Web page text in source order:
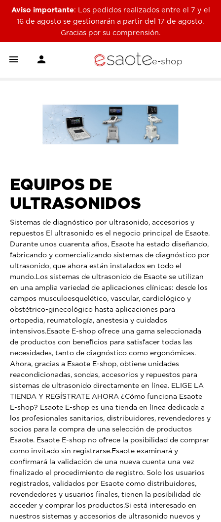
Aviso importante: Los pedidos realizados entre el 7 y el
16 de agosto se gestionarán a partir del 17 de agosto.
Gracias por su comprensión.
  e-shop
EQUIPOS DE
ULTRASONIDOS
Sistemas de diagnóstico por ultrasonido, accesorios y
repuestos El ultrasonido es el negocio principal de Esaote.
Durante unos cuarenta años, Esaote ha estado diseñando,
fabricando y comercializando sistemas de diagnóstico por
ultrasonido, que ahora están instalados en todo el
mundo.Los sistemas de ultrasonido de Esaote se utilizan
en una amplia variedad de aplicaciones clínicas: desde los
campos musculoesquelético, vascular, cardiológico y
obstétrico-ginecológico hasta aplicaciones para
ortopedia, reumatología, anestesia y cuidados
intensivos.Esaote E-shop ofrece una gama seleccionada
de productos con beneficios para satisfacer todas las
necesidades, tanto de diagnóstico como ergonómicas.
Ahora, gracias a Esaote E-shop, obtiene unidades
reacondicionadas, sondas, accesorios y repuestos para
sistemas de ultrasonido directamente en línea. ELIGE LA
TIENDA Y REGÍSTRATE AHORA ¿Cómo funciona Esaote
E-shop? Esaote E-shop es una tienda en línea dedicada a
los profesionales sanitarios, distribuidores, revendedores y
socios para la compra de una selección de productos
Esaote. Esaote E-shop no ofrece la posibilidad de comprar
como invitado sin registrarse.Esaote examinará y
confirmará la validación de una nueva cuenta una vez
finalizado el procedimiento de registro. Solo los usuarios
registrados, validados por Esaote como distribuidores,
revendedores y usuarios finales, tienen la posibilidad de
acceder y comprar los productos.Si está interesado en
nuestros sistemas y accesorios de ultrasonido nuevos y